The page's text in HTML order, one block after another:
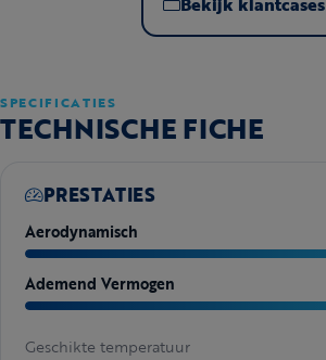
SPECIFICATIES
TECHNISCHE FICHE
PRESTATIES
Aerodynamisch
Ademend Vermogen
Geschikte temperatuur